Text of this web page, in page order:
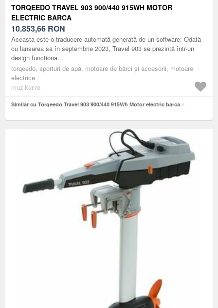
TORQEEDO TRAVEL 903 900/440 915WH MOTOR
ELECTRIC BARCA
10.853,66 RON
Aceasta este o traducere automată generată de un software: Odată
cu lansarea sa în septembrie 2023, Travel 903 se prezintă într-un
design funcționa...
torqeedo, sporturi de apă, motoare de bărci și accesorii, motoare
electrice
muziker.ro
Similar cu Torqeedo Travel 903 900/440 915Wh Motor electric barca